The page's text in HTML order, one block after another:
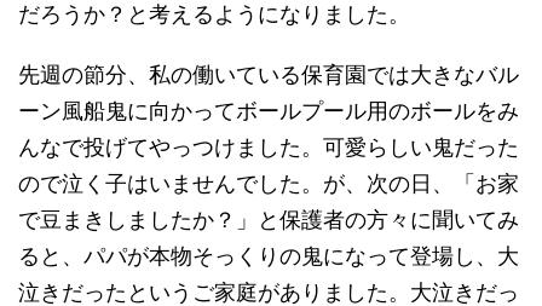
だろうか？と考えるようになりました。
先週の節分、私の働いている保育園では大きなバル
ーン風船鬼に向かってボールプール用のボールをみ
んなで投げてやっつけました。可愛らしい鬼だった
ので泣く子はいませんでした。が、次の日、「お家
で豆まきしましたか？」と保護者の方々に聞いてみ
ると、パパが本物そっくりの鬼になって登場し、大
泣きだったというご家庭がありました。大泣きだっ